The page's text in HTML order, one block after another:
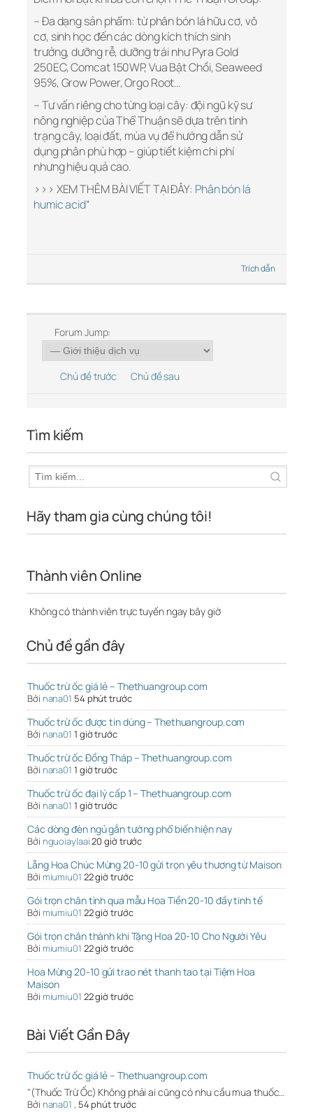
– Đa dạng sản phẩm: từ phân bón lá hữu cơ, vô
cơ, sinh học đến các dòng kích thích sinh
trưởng, dưỡng rễ, dưỡng trái như Pyra Gold
250EC, Comcat 150WP, Vua Bật Chồi, Seaweed
95%, Grow Power, Orgo Root…
– Tư vấn riêng cho từng loại cây: đội ngũ kỹ sư
nông nghiệp của Thể Thuận sẽ dựa trên tình
trạng cây, loại đất, mùa vụ để hướng dẫn sử
dụng phân phù hợp – giúp tiết kiệm chi phí
nhưng hiệu quả cao.
>>> XEM THÊM BÀI VIẾT TẠI ĐÂY: Phân bón lá
humic acid“
Trích dẫn
Forum Jump:
Chủ đề trước Chủ đề sau
Tìm kiếm
Hãy tham gia cùng chúng tôi!
Thành viên Online
Không có thành viên trực tuyến ngay bây giờ
Chủ đề gần đây
Thuốc trừ ốc giá lẻ – Thethuangroup.com
Bởi nana01 54 phút trước
Thuốc trừ ốc được tin dùng – Thethuangroup.com
Bởi nana01 1 giờ trước
Thuốc trừ ốc Đồng Tháp – Thethuangroup.com
Bởi nana01 1 giờ trước
Thuốc trừ ốc đại lý cấp 1 – Thethuangroup.com
Bởi nana01 1 giờ trước
Các dòng đèn ngủ gắn tường phổ biến hiện nay
Bởi nguoiaylaai20 giờ trước
Lẵng Hoa Chúc Mừng 20-10 gửi trọn yêu thương từ Maison
Bởi miumiu01 22 giờ trước
Gói trọn chân tình qua mẫu Hoa Tiền 20-10 đầy tinh tế
Bởi miumiu01 22 giờ trước
Gói trọn chân thành khi Tặng Hoa 20-10 Cho Người Yêu
Bởi miumiu01 22 giờ trước
Hoa Mừng 20-10 gửi trao nét thanh tao tại Tiệm Hoa
Maison
Bởi miumiu01 22 giờ trước
Bài Viết Gần Đây
Thuốc trừ ốc giá lẻ – Thethuangroup.com
"(Thuốc Trừ Ốc) Không phải ai cũng có nhu cầu mua thuốc…
Bởi nana01 , 54 phút trước